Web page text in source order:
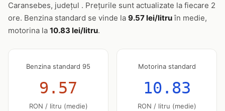
Caransebes, județul . Prețurile sunt actualizate la fiecare 2
ore. Benzina standard se vinde la 9.57 lei/litruîn medie,
motorina la 10.83 lei/litru.
Benzina standard 95
9.57
RON / litru (medie)
Motorina standard
10.83
RON / litru (medie)